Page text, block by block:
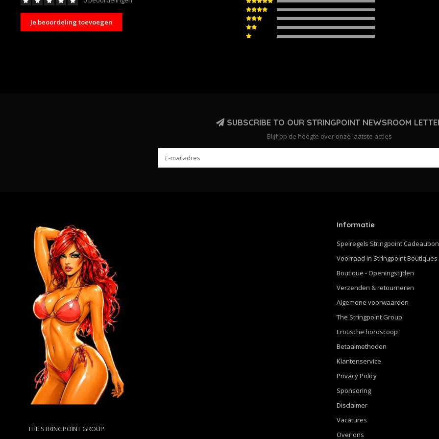
Je beoordeling toevoegen
SUBSCRIBE TO OUR STRINGPOINT NEWSROOM
Blijf op de hoogte over onze laatste acties
THE STRINGPOINT GROUP
Informatie
Spelregels Stringpoint
Voorraad in Stringpoint Boutiques
Boutique - Openingstijden
Verzenden & retourneren
Algemene voorwaarden
The Stringpoint Group
Erotische horoscoop
Betaalmethoden
Klantenservice
Privacy Policy
Sponsoring
Disclaimer
Vacatures
Over ons